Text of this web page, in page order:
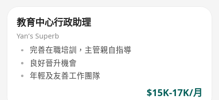
教育中心行政助理
Yan’s Superb
完善在職培訓，主管親自指導
良好晉升機會
年輕及友善工作團隊
$15K-17K/月